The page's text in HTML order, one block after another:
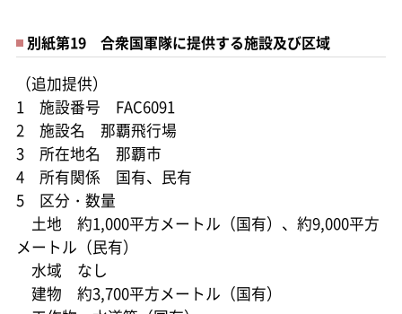
別紙第19 合衆国軍隊に提供する施設及び区域
（追加提供）
1 施設番号 FAC6091
2 施設名 那覇飛行場
3 所在地名 那覇市
4 所有関係 国有、民有
5 区分・数量
土地 約1,000平方メートル（国有）、約9,000平方
メートル（民有）
水域 なし
建物 約3,700平方メートル（国有）